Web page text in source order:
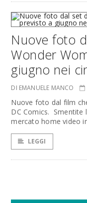
Nuove foto
Wonder
giugno nei
DI EMANUELE MANCO
Nuove foto dal film
DC Comics. Smentite
mercato home video
LEGGI